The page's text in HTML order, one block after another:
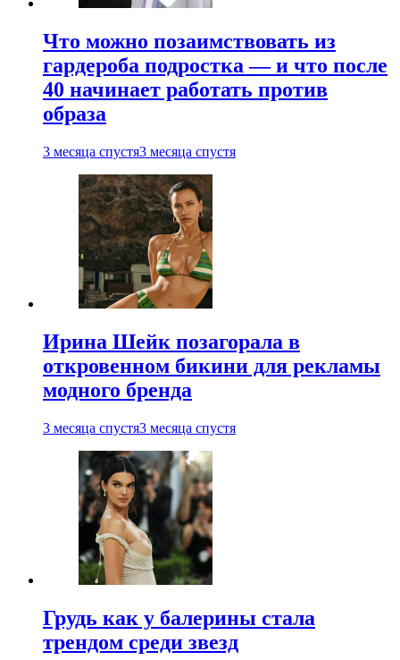
Что можно позаимствовать из
гардероба подростка — и что после
40 начинает работать против
образа
3 месяца спустя3 месяца спустя
Ирина Шейк позагорала в
откровенном бикини для рекламы
модного бренда
3 месяца спустя3 месяца спустя
Грудь как у балерины стала
трендом среди звезд